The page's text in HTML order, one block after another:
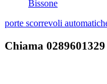
porte scorrevoli
Chiama